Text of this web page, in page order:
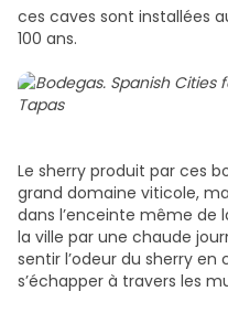
ces caves sont installées
100 ans.
Le sherry produit par ces
grand domaine viticole,
dans l’enceinte même de
la ville par une chaude
sentir l’odeur du sherry
s’échapper à travers les